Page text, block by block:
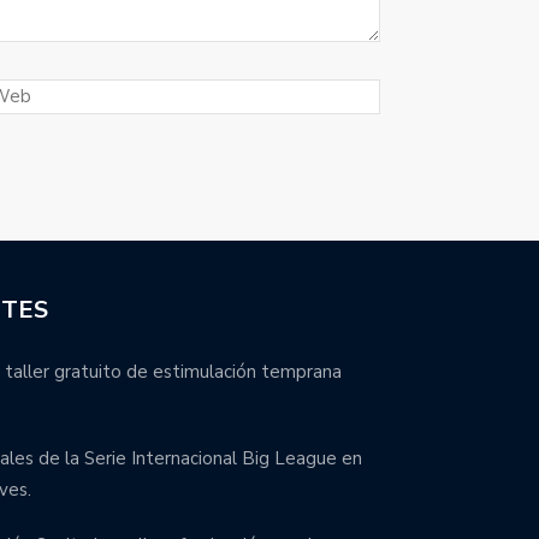
taller gratuito de estimulación temprana
de la Serie Internacional Big League en